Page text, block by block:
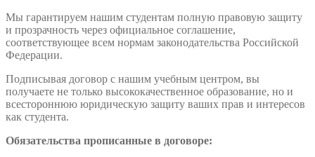
Мы гарантируем нашим студентам полную правовую защиту
и прозрачность через официальное соглашение,
соответствующее всем нормам законодательства Российской
Федерации.
Подписывая договор с нашим учебным центром, вы
получаете не только высококачественное образование, но и
всестороннюю юридическую защиту ваших прав и интересов
как студента.
Обязательства прописанные в договоре: